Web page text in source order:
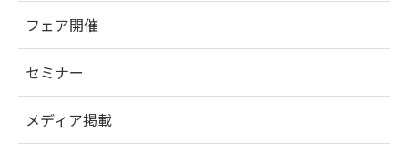
フェア開催
セミナー
メディア掲載